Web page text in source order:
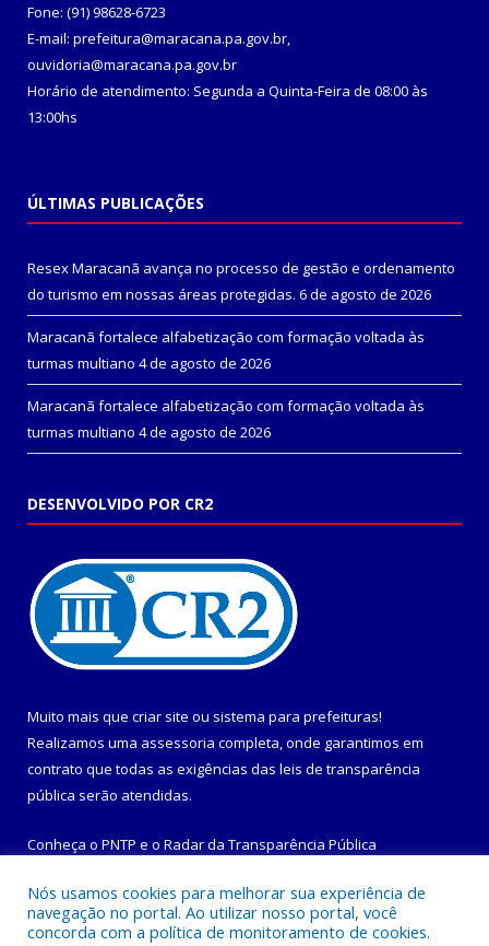
Fone: (91) 98628-6723
E-mail: prefeitura@maracana.pa.gov.br,
ouvidoria@maracana.pa.gov.br
Horário de atendimento: Segunda a Quinta-Feira de 08:00 às
13:00hs
ÚLTIMAS PUBLICAÇÕES
Resex Maracanã avança no processo de gestão e ordenamento
do turismo em nossas áreas protegidas. 6 de agosto de 2026
Maracanã fortalece alfabetização com formação voltada às
turmas multiano 4 de agosto de 2026
Maracanã fortalece alfabetização com formação voltada às
turmas multiano 4 de agosto de 2026
DESENVOLVIDO POR CR2
Muito mais que criar site ou sistema para prefeituras!
Realizamos uma assessoria completa, onde garantimos em
contrato que todas as exigências das leis de transparência
pública serão atendidas.
Conheça o PNTP e o Radar da Transparência Pública
Nós usamos cookies para melhorar sua experiência de
navegação no portal. Ao utilizar nosso portal, você
concorda com a política de monitoramento de cookies.